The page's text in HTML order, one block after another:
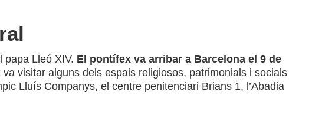
papa Lleó XIV. El pontífex va arribar a Barcelona el 9 de
visitar alguns dels espais religiosos, patrimonials i socials
Lluís Companys, el centre penitenciari Brians 1, l’Abadia